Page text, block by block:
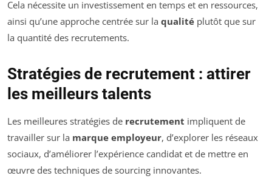
Cela nécessite un investissement en temps et en ressources,
ainsi qu’une approche centrée sur la qualité plutôt que sur
la quantité des recrutements.
Stratégies de recrutement : attirer
les meilleurs talents
Les meilleures stratégies de recrutement impliquent de
travailler sur la marque employeur, d’explorer les réseaux
sociaux, d’améliorer l’expérience candidat et de mettre en
œuvre des techniques de sourcing innovantes.